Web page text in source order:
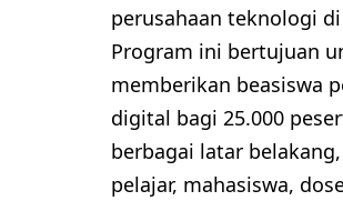
perusahaan teknologi
Program ini bertujuan
memberikan beasiswa
digital bagi 25.000
berbagai latar
pelajar, mahasiswa,